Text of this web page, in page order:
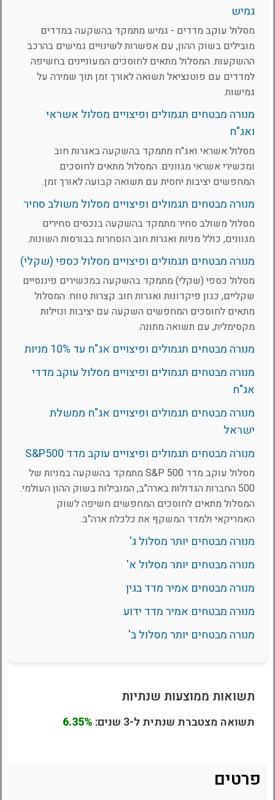
גמיש
מסלול עוקב מדדים - גמיש מתמקד בהשקעה במדדים
מובילים בשוק ההון, עם אפשרות לשינויים גמישים בהרכב
ההשקעות. המסלול מתאים לחוסכים המעוניינים בחשיפה
למדדים עם פוטנציאל תשואה לאורך זמן תוך שמירה על
גמישות.
מנורה מבטחים תגמולים ופיצויים מסלול אשראי
ואג"ח
מסלול אשראי ואג"ח מתמקד בהשקעה באגרות חוב
ומכשירי אשראי מגוונים. המסלול מתאים לחוסכים
המחפשים יציבות יחסית עם תשואה קבועה לאורך זמן.
מנורה מבטחים תגמולים ופיצויים מסלול משולב סחיר
מסלול משולב סחיר מתמקד בהשקעה בנכסים סחירים
מגוונים, כולל מניות ואגרות חוב הנסחרות בבורסות השונות.
מנורה מבטחים תגמולים ופיצויים מסלול כספי (שקלי)
מסלול כספי (שקלי) מתמקד בהשקעה במכשירים פיננסיים
שקליים, כגון פיקדונות ואגרות חוב קצרות טווח. המסלול
מתאים לחוסכים המחפשים השקעה עם יציבות ונזילות
מקסימלית, עם תשואה מתונה.
מנורה מבטחים תגמולים ופיצויים אג"ח עד 10% מניות
מנורה מבטחים תגמולים ופיצויים מסלול עוקב מדדי
אג"ח
מנורה מבטחים תגמולים ופיצויים אג"ח ממשלת
ישראל
מנורה מבטחים תגמולים ופיצויים עוקב מדד S&P500
מסלול עוקב מדד S&P 500 מתמקד בהשקעה במניות של
500 החברות הגדולות בארה"ב, המובילות בשוק ההון העולמי.
המסלול מתאים לחוסכים המחפשים חשיפה לשוק
האמריקאי ולמדד המשקף את כלכלת ארה"ב.
מנורה מבטחים יותר מסלול ג'
מנורה מבטחים יותר מסלול א'
מנורה מבטחים אמיר מדד בגין
מנורה מבטחים אמיר מדד ידוע
מנורה מבטחים יותר מסלול ב'
תשואות ממוצעות שנתיות
תשואה מצטברת שנתית ל-3 שנים: 6.35%
פרטים